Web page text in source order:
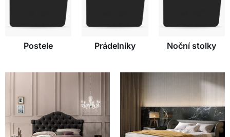
Postele Prádelníky Noční stolky